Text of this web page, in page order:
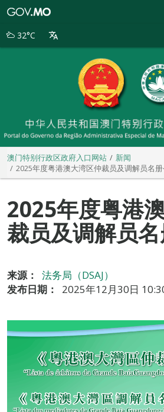
别
32°C
澳门特别行政区政府入口网站
新闻
2025年度粤港澳大湾区仲裁员及调解员名
2025年度粤港
裁员及调解员
来源：
法务局（DSAJ）
发布日期：
2025年12月30日